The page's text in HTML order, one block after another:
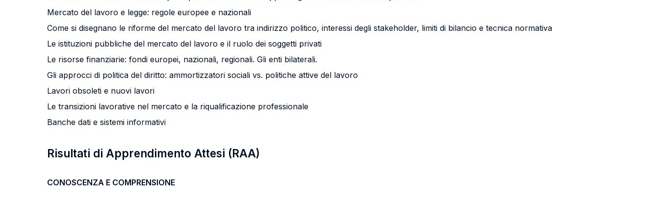
Mercato del lavoro e legge: regole europee e nazionali
Come si disegnano le riforme del mercato del lavoro tra indirizzo politico, interessi degli stakeholder, limiti di bilancio e tecnica normativa
Le istituzioni pubbliche del mercato del lavoro e il ruolo dei soggetti privati
Le risorse finanziarie: fondi europei, nazionali, regionali. Gli enti bilaterali.
Gli approcci di politica del diritto: ammortizzatori sociali vs. politiche attive del lavoro
Lavori obsoleti e nuovi lavori
Le transizioni lavorative nel mercato e la riqualificazione professionale
Banche dati e sistemi informativi
Risultati di Apprendimento Attesi (RAA)
CONOSCENZA E COMPRENSIONE